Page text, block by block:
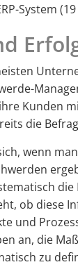
System
Kunden
die
wenn
ob diese
und
an, die
zu